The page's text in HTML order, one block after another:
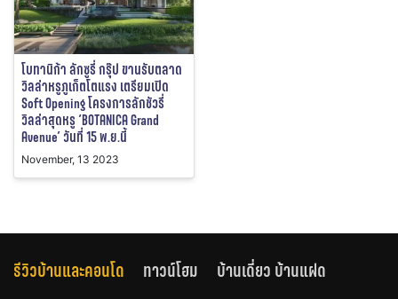
โบทานิก้า ลักซูรี่ กรุ๊ป ขานรับตลาด
วิลล่าหรูภูเก็ตโตแรง เตรียมเปิด
Soft Opening โครงการลักชัวรี่
วิลล่าสุดหรู ‘BOTANICA Grand
Avenue’ วันที่ 15 พ.ย.นี้
November, 13 2023
รีวิวบ้านและคอนโด ทาวน์โฮม
บ้านเดี่ยว บ้านแฝด